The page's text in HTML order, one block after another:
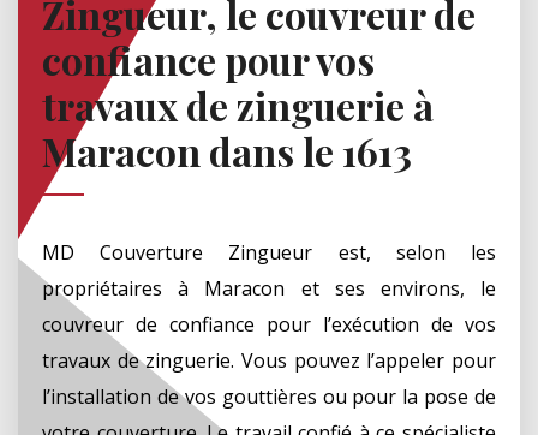
Zingueur, le couvreur de
confiance pour vos
travaux de zinguerie à
Maracon dans le 1613
MD Couverture Zingueur est, selon les
propriétaires à Maracon et ses environs, le
couvreur de confiance pour l’exécution de vos
travaux de zinguerie. Vous pouvez l’appeler pour
l’installation de vos gouttières ou pour la pose de